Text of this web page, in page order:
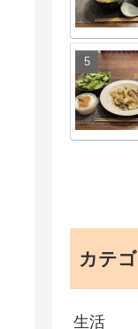
カテゴ
生活